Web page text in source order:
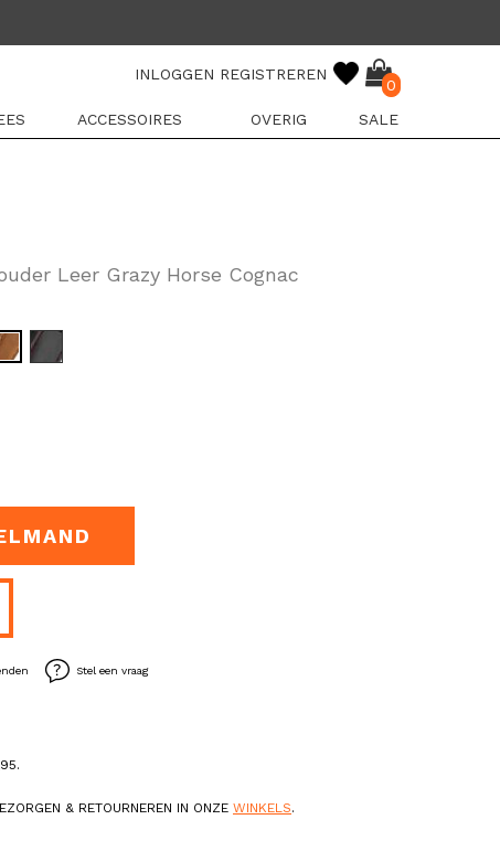
INLOGGEN REGISTREREN
0
ACCESSOIRES OVERIG SALE
Leer Grazy Horse Cognac
Stel een vraag
& RETOURNEREN IN ONZE WINKELS.